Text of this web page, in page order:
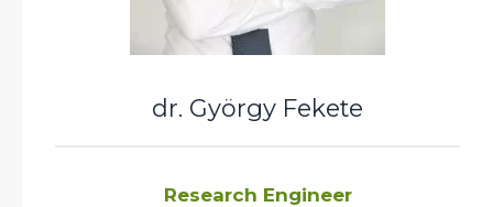
dr. György Fekete
Research Engineer